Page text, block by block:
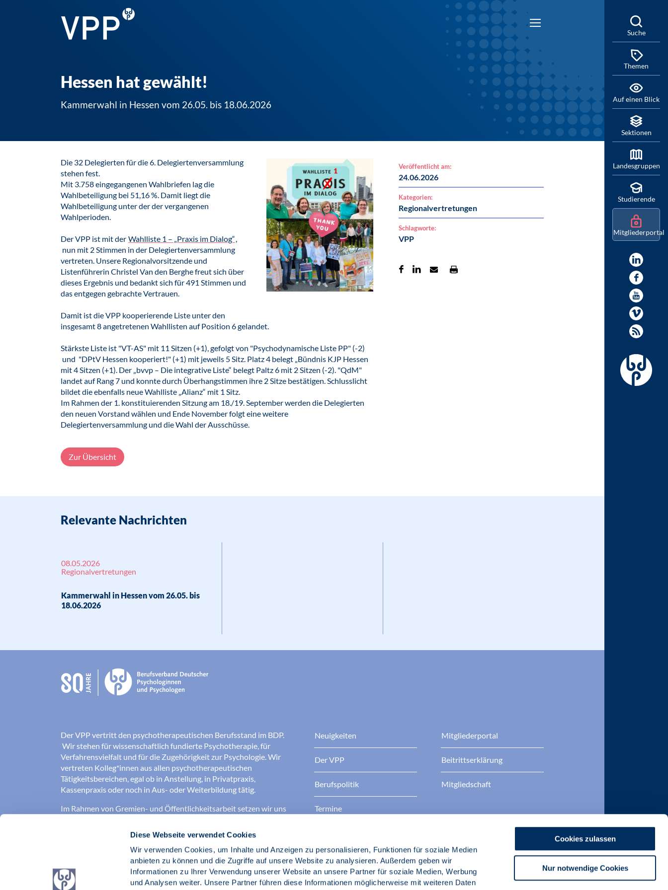
Diese Webseite verwendet Cookies
Wir verwenden Cookies, um Inhalte und Anzeigen zu personalisieren, Funktionen für soziale Medien
anbieten zu können und die Zugriffe auf unsere Website zu analysieren. Außerdem geben wir
Informationen zu Ihrer Verwendung unserer Website an unsere Partner für soziale Medien, Werbung
und Analysen weiter. Unsere Partner führen diese Informationen möglicherweise mit weiteren Daten
Cookies zulassen
Nur notwendige Cookies
Hessen hat gewählt!
Kammerwahl in Hessen vom 26.05. bis 18.06.2026
Die 32 Delegierten für die 6. Delegiertenversammlung
stehen fest.
Mit 3.758 eingegangenen Wahlbriefen lag die
Wahlbeteiligung bei 51,16 %. Damit liegt die
Wahlbeteiligung unter der der vergangenen
Wahlperioden.
Der VPP ist mit der Wahlliste 1 – „Praxis im Dialog“,
nun mit 2 Stimmen in der Delegiertenversammlung
vertreten. Unsere Regionalvorsitzende und
Listenführerin Christel Van den Berghe freut sich über
dieses Ergebnis und bedankt sich für 491 Stimmen und
das entgegen gebrachte Vertrauen.
Damit ist die VPP kooperierende Liste unter den
insgesamt 8 angetretenen Wahllisten auf Position 6 gelandet.
Stärkste Liste ist "VT-AS" mit 11 Sitzen (+1), gefolgt von "Psychodynamische Liste PP" (-2)
und "DPtV Hessen kooperiert!" (+1) mit jeweils 5 Sitz. Platz 4 belegt „Bündnis KJP Hessen
mit 4 Sitzen (+1). Der „bvvp – Die integrative Liste“ belegt Paltz 6 mit 2 Sitzen (-2). "QdM"
landet auf Rang 7 und konnte durch Überhangstimmen ihre 2 Sitze bestätigen. Schlusslicht
bildet die ebenfalls neue Wahlliste „Alianz“ mit 1 Sitz.
Im Rahmen der 1. konstituierenden Sitzung am 18./19. September werden die Delegierten
den neuen Vorstand wählen und Ende November folgt eine weitere
Delegiertenversammlung und die Wahl der Ausschüsse.
Veröffentlicht am:
24.06.2026
Kategorien:
Regionalvertretungen
Schlagworte:
VPP
Zur Übersicht
Relevante Nachrichten
08.05.2026
Regionalvertretungen
Kammerwahl in Hessen vom 26.05. bis
18.06.2026
Der VPP vertritt den psychotherapeutischen Berufsstand im BDP.
Wir stehen für wissenschaftlich fundierte Psychotherapie, für
Verfahrensvielfalt und für die Zugehörigkeit zur Psychologie. Wir
vertreten Kolleg*innen aus allen psychotherapeutischen
Tätigkeitsbereichen, egal ob in Anstellung, in Privatpraxis,
Kassenpraxis oder noch in Aus- oder Weiterbildung tätig.
Im Rahmen von Gremien- und Öffentlichkeitsarbeit setzen wir uns
Weiterbildungsbedingungen ein, sowie für eine bessere
Gute Psychotherapie braucht einen aktiven Berufsstand!
Verband der Psychotherapeutinnen und Psychotherapeuten im
Neuigkeiten
Der VPP
Berufspolitik
Termine
Mitgliederportal
Beitrittserklärung
Mitgliedschaft
Suche
Themen
Auf einen Blick
Sektionen
Landesgruppen
Studierende
Mitgliederportal